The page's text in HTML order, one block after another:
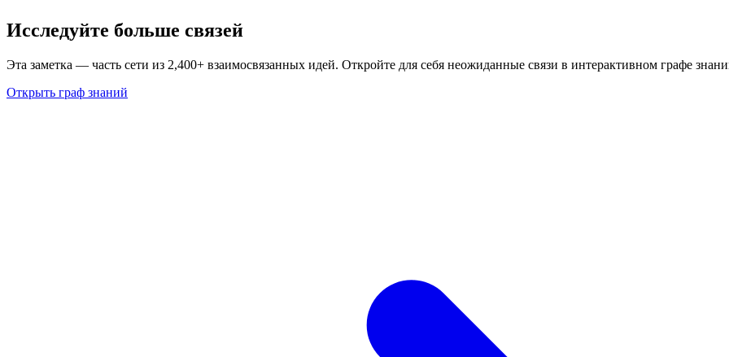
Исследуйте больше связей
Эта заметка — часть сети из 2,400+ взаимосвязанных идей. Откройте для себя неожиданные связи в интерактивном графе
Открыть граф знаний